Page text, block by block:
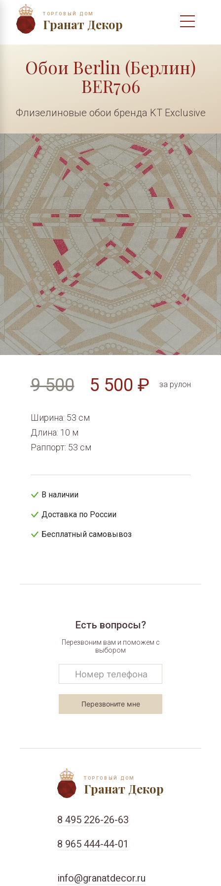
ТОРГОВЫЙ ДОМ
Гранат Декор
Обои Berlin (Берлин)
BER706
Флизелиновые обои бренда KT Exclusive
9 500 5 500 ₽ за рулон
Ширина: 53 см
Длина: 10 м
Раппорт: 53 см
В наличии
Доставка по России
Бесплатный самовывоз
Есть вопросы?
Перезвоним вам и поможем с
выбором
ТОРГОВЫЙ ДОМ
Гранат Декор
8 495 226-26-63
8 965 444-44-01
info@granatdecor.ru